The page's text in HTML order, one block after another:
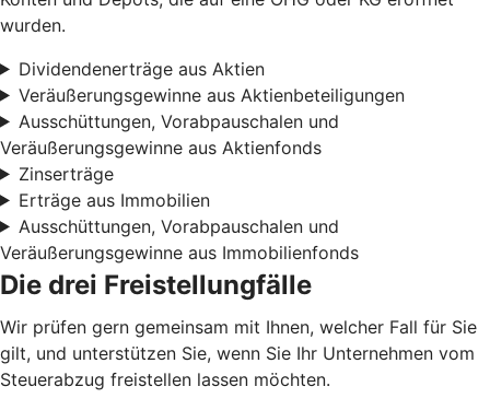
wurden.
Dividendenerträge aus Aktien
Veräußerungsgewinne aus Aktienbeteiligungen
Ausschüttungen, Vorabpauschalen und
Veräußerungsgewinne aus Aktienfonds
Zinserträge
Erträge aus Immobilien
Ausschüttungen, Vorabpauschalen und
Veräußerungsgewinne aus Immobilienfonds
Die drei Freistellungfälle
Wir prüfen gern gemeinsam mit Ihnen, welcher Fall für Sie
gilt, und unterstützen Sie, wenn Sie Ihr Unternehmen vom
Steuerabzug freistellen lassen möchten.